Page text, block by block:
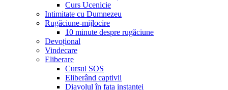
Curs Ucenicie
Intimitate cu Dumnezeu
Rugăciune-mijlocire
10 minute despre rugăciune
Devoțional
Vindecare
Eliberare
Cursul SOS
Eliberând captivii
Diavolul în fața instanței